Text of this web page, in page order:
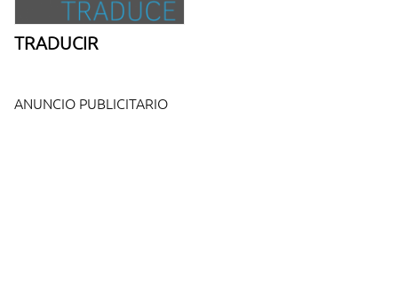
TRADUCIR
ANUNCIO PUBLICITARIO